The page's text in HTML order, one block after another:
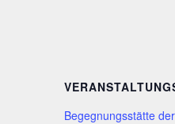
Begegnungsstätte der